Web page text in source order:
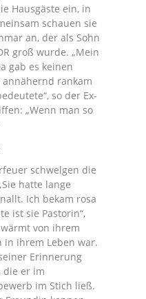
Hausgäste ein, in
schauen sie
an, der als Sohn
groß wurde. „Mein
gab es keinen
rankam
so der Ex-
„Wenn man so
schwelgen die
hatte lange
Ich bekam rosa
ist sie Pastorin“,
von ihrem
in ihrem Leben war.
Erinnerung
die er im
im Stich ließ.